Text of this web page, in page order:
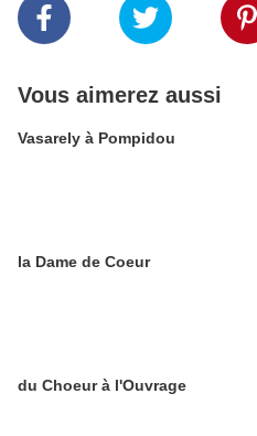
Vous aimerez aussi
Vasarely à Pompidou
la Dame de Coeur
du Choeur à l'Ouvrage